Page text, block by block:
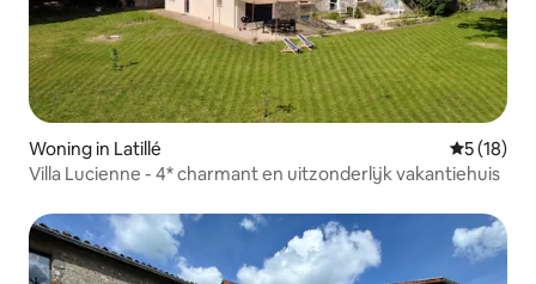
Woning in Latillé
5 (18)
Villa Lucienne - 4* charmant en uitzonderlijk vakantiehuis